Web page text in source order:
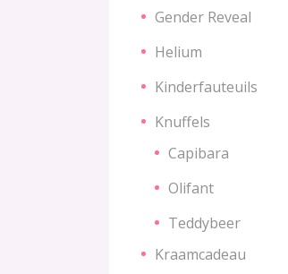
Gender Reveal
Helium
Kinderfauteuils
Knuffels
Capibara
Olifant
Teddybeer
Kraamcadeau